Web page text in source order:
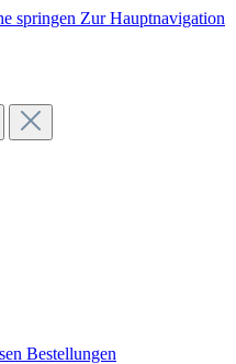
springen Zur Hauptnavigation
Bestellungen